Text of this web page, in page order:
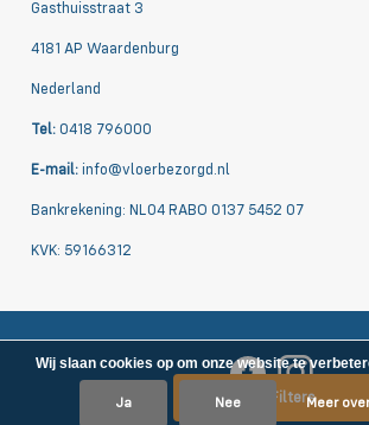
Filters
Gasthuisstraat 3
4181 AP Waardenburg
Nederland
Tel: 0418 796000
E-mail: info@vloerbezorgd.nl
Bankrekening: NL04 RABO 0137 5452 07
KVK: 59166312
Wij slaan cookies op om onze website te
Ja Nee Meer